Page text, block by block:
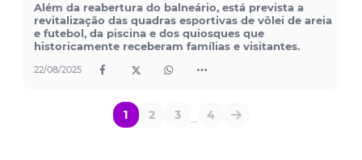
Além da reabertura do balneário, está prevista a
revitalização das quadras esportivas de vôlei de areia
e futebol, da piscina e dos quiosques que
historicamente receberam famílias e visitantes.
22/08/2025
1 2 3 ... 4